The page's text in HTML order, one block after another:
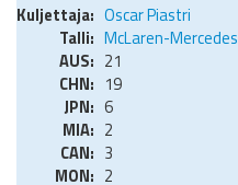
Oscar Piastri
McLaren-Mercedes
21
19
6
2
3
2